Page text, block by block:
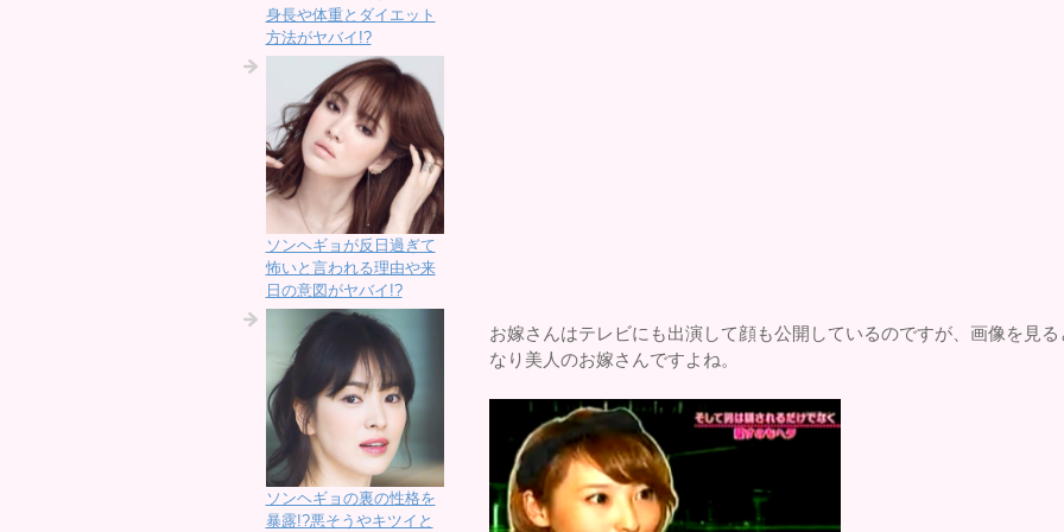
お嫁さんはテレビにも出演して顔も公開しているのですが、画像を見る
なり美人のお嫁さんですよね。
身長や体重とダイエット
方法がヤバイ!?
ソンヘギョが反日過ぎて
怖いと言われる理由や来
日の意図がヤバイ!?
ソンヘギョの裏の性格を
暴露!?悪そうやキツイと